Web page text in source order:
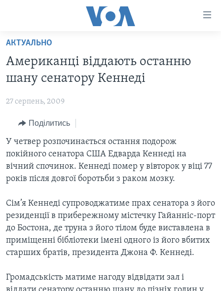
Перейти
матеріалу
Перейти
меню
Перейти
до
Пошуку
АКТУАЛЬНО
США
УКРАЇНА
ВІЙНА - ЦЕ ОСОБИСТЕ
НАУКА
КУЛЬТУРА
СУСПІЛЬСТВО
ЕКОНОМІКА
АНАЛІТИКА
ПОЛІТИКА В США
АДМІНІСТРАЦІЯ ПРЕЗИДЕНТА ТРАМПА: ПЕРШІ 100
УКРАЇНЦІ В АМЕРИЦІ
УКРАЇНА
БОРОТЬБА З ДЕЗІНФОРМАЦІЄЮ
ВІДЕО
ТЕЛЕПРОГРАМИ
ЧАС-TIME
БРИФІНГ ГОЛОСУ АМЕРИКИ
ENGLISH
Learning English
АКТУАЛЬНО
Американці віддають останню
шану сенатору Кеннеді
27 серпень, 2009
Поділитись
У четвер розпочинається остання подорож
покійного сенатора США Едварда Кеннеді на
вічний спочинок. Кеннеді помер у вівторок у віці 77
років після довгої боротьби з раком мозку.
Сім’я Кеннеді супроводжатиме прах сенатора з його
резиденції в прибережному містечку Гайанніс-порт
до Бостона, де труна з його тілом буде виставлена в
приміщенні бібліотеки імені одного із його вбитих
старших братів, президента Джона Ф. Кеннеді.
Громадськість матиме нагоду відвідати зал і